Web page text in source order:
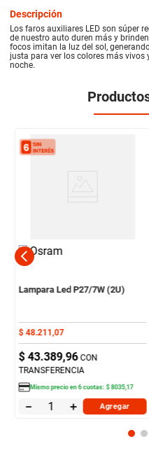
Descripción
Los faros auxiliares LED son súper
de nuestro auto duren más y
focos imitan la luz del sol,
justa para ver los colores más
noche.
Lampara Led P27/7W (2U)
$ 48.211 ,07
$ 43.389,96 CON
TRANSFERENCIA
Mismo precio en6cuotas:$ 8035, 17
＋
－ Agregar